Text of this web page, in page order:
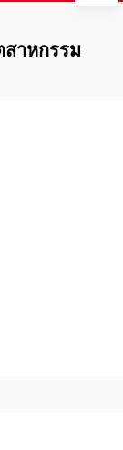
าหกรรม